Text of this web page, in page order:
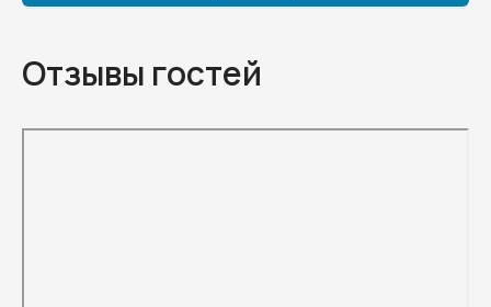
Отзывы гостей